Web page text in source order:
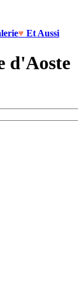
♥ Et Aussi
d'Aoste